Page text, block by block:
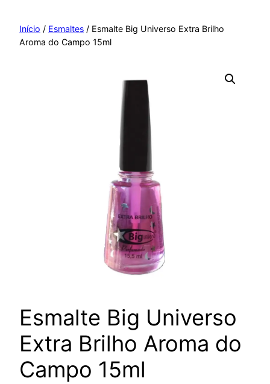
paraInício / Esmaltes / Esmalte Big Universo Extra Brilho
Aroma do Campo 15ml
Esmalte Big Universo
Extra Brilho Aroma do
Campo 15ml